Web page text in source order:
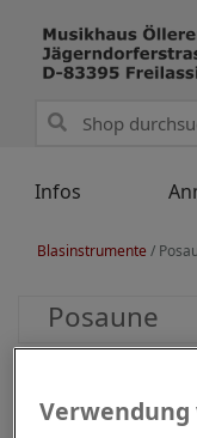
Infos
Blasinstrumente /
Posaune
Verwendung